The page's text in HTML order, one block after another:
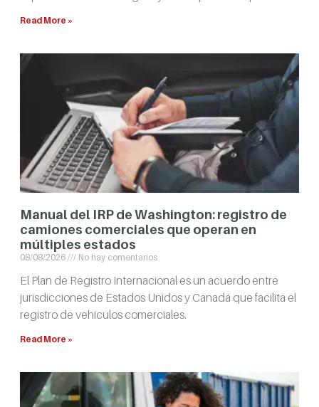
Read More »
Manual del IRP de Washington: registro de
camiones comerciales que operan en
múltiples estados
08/08/2026 No hay comentarios
El Plan de Registro Internacional es un acuerdo entre
jurisdicciones de Estados Unidos y Canadá que facilita el
registro de vehículos comerciales.
Read More »